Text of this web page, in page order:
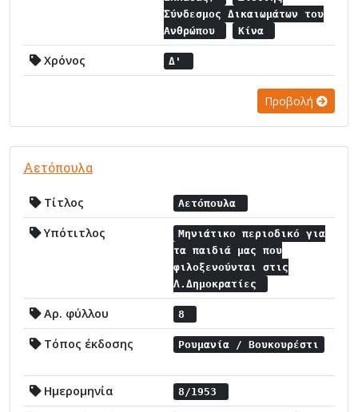
Σύνδεσμος Δικαιωμάτων του
Ανθρώπου
Κίνα
Χρόνος Δ'
Προβολή
Αετόπουλα
Τίτλος Αετόπουλα
Υπότιτλος
Μηνιάτικο περιοδικό για
τα παιδιά μας που
φιλοξενούνται στις
Λ.Δημοκρατίες
Αρ. φύλλου 8
Τόπος έκδοσης Ρουμανία / Βουκουρέστι
Ημερομηνία 8/1953